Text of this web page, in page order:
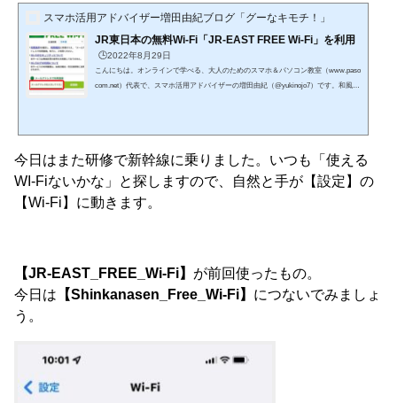
スマホ活用アドバイザー増田由紀ブログ「グーなキモチ！」
JR東日本の無料Wi-Fi「JR-EAST FREE Wi-Fi」を利用
🕒️2022年8月29日
こんにちは。オンラインで学べる、大人のためのスマホ＆パソコン教室（www.paso
com.net）代表で、スマホ活用アドバイザーの増田由紀（@yukinojo7）です。和風な
べくわかりやすくお伝えしようと思っています。 大曲の...
今日はまた研修で新幹線に乗りました。いつも「使える
WI-Fiないかな」と探しますので、自然と手が【設定】の
【Wi-Fi】に動きます。
【JR-EAST_FREE_Wi-Fi】 が前回使ったもの。
今日は 【Shinkanasen_Free_Wi-Fi】 につないでみましょ
う。